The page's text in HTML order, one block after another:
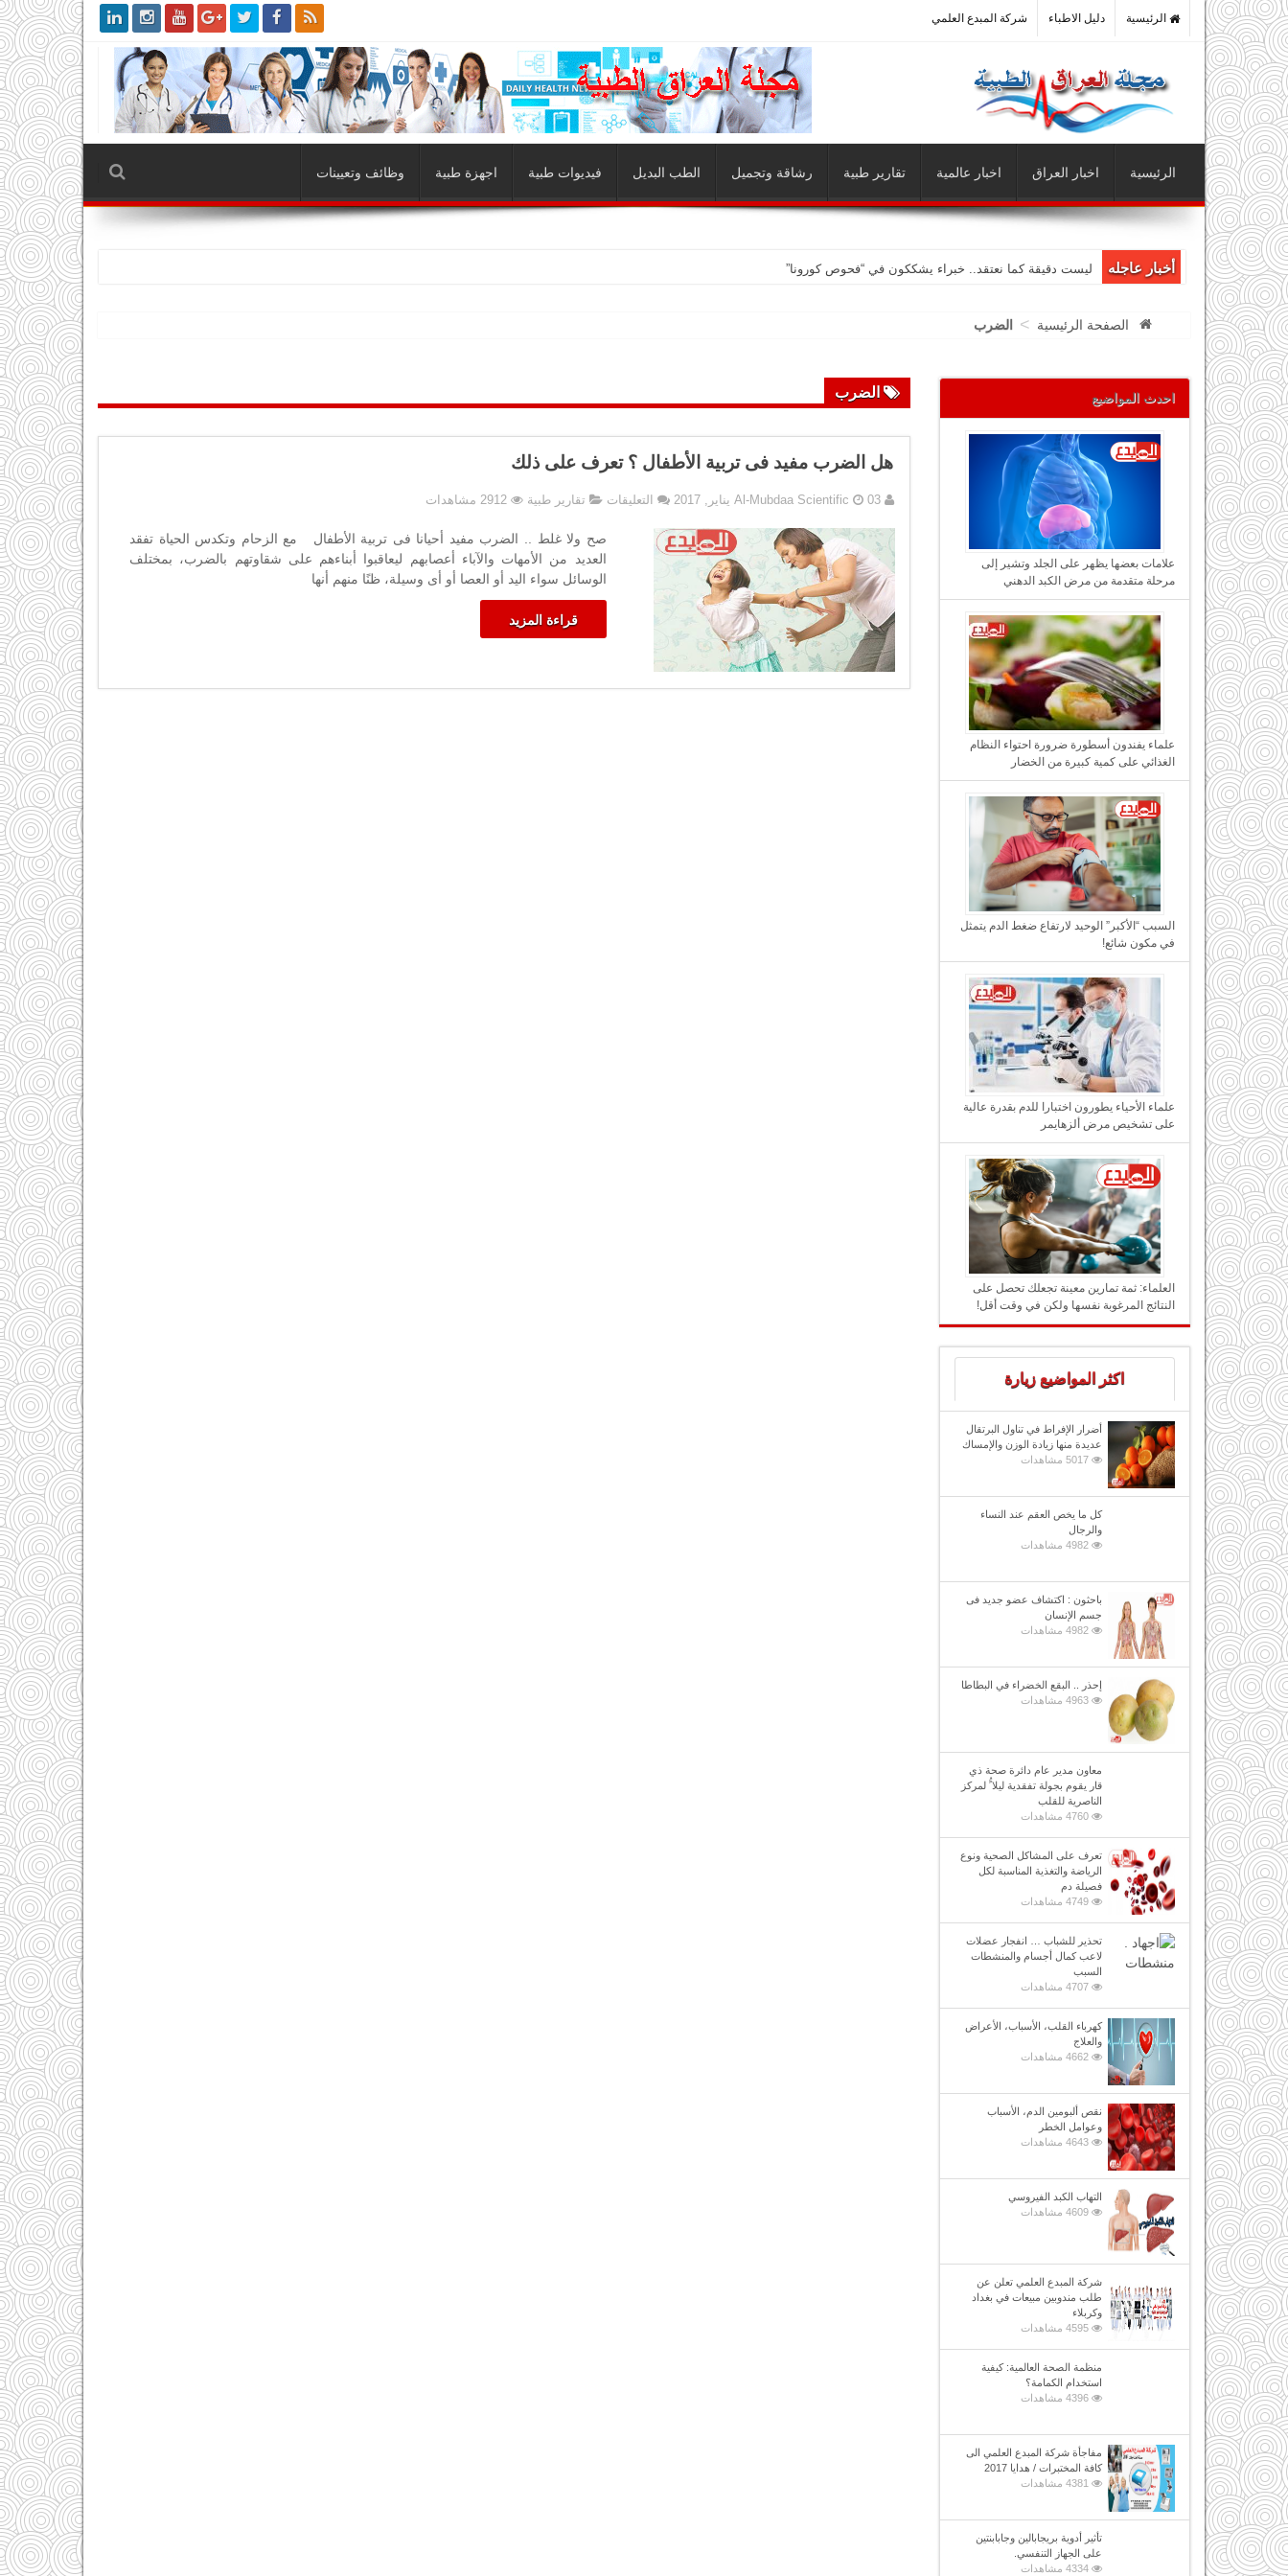
الرئيسية دليل الاطباء شركة المبدع العلمي
الرئيسية اخبار العراق اخبار عالمية تقارير طبية رشاقة وتجميل الطب البديل فيديوات طبية اجهزة طبية وظائف وتعيينات
أخبار عاجله ليست دقيقة كما نعتقد.. خبراء يشككون في “فحوص كورونا”
الصفحة الرئيسية > الضرب
الضرب
هل الضرب مفيد فى تربية الأطفال ؟ تعرف على ذلك
Al-Mubdaa Scientific 03 يناير, 2017 التعليقاتعلى
الضرب
مفيد
فى
تربية
تقارير طبية 2912 مشاهدات
صح ولا غلط .. الضرب مفيد أحيانا فى تربية الأطفال مع الزحام وتكدس الحياة تفقد
العديد من الأمهات والآباء أعصابهم ليعاقبوا أبناءهم على شقاوتهم بالضرب، بمختلف
الوسائل سواء اليد أو العصا أو أى وسيلة، ظنًا منهم أنها
قراءة المزيد
احدث المواضيع
علامات بعضها يظهر على الجلد وتشير إلى
مرحلة متقدمة من مرض الكبد الدهني
علماء يفندون أسطورة ضرورة احتواء النظام
الغذائي على كمية كبيرة من الخضار
السبب “الأكبر” الوحيد لارتفاع ضغط الدم يتمثل
في مكون شائع!
علماء الأحياء يطورون اختبارا للدم بقدرة عالية
على تشخيص مرض ألزهايمر
العلماء: ثمة تمارين معينة تجعلك تحصل على
النتائج المرغوبة نفسها ولكن في وقت أقل!
اكثر المواضيع زيارة
أضرار الإفراط في تناول البرتقال
عديدة منها زيادة الوزن والإمساك
5017 مشاهدات
كل ما يخص العقم عند النساء
والرجال
4982 مشاهدات
باحثون : اكتشاف عضو جديد فى
جسم الإنسان
4982 مشاهدات
إحذر .. البقع الخضراء في البطاطا
4963 مشاهدات
معاون مدير عام دائرة صحة ذي
قار يقوم بجولة تفقدية ليلا ًُ لمركز
الناصرية للقلب
4760 مشاهدات
تعرف على المشاكل الصحية ونوع
الرياضة والتغذية المناسبة لكل
فصيلة دم
4749 مشاهدات
تحذير للشباب … انفجار عضلات
لاعب كمال أجسام والمنشطات
السبب
4707 مشاهدات
كهرباء القلب، الأسباب، الأعراض
والعلاج
4662 مشاهدات
نقص ألبومين الدم، الأسباب
وعوامل الخطر
4643 مشاهدات
التهاب الكبد الفيروسي
4609 مشاهدات
شركة المبدع العلمي تعلن عن
طلب مندوبين مبيعات في بغداد
وكربلاء
4595 مشاهدات
منظمة الصحة العالمية: كيفية
استخدام الكمامة؟
4396 مشاهدات
مفاجأة شركة المبدع العلمي الى
كافة المختبرات / هدايا 2017
4381 مشاهدات
تأثير أدوية بريجابالين وجابابنتين
على الجهاز التنفسي.
4334 مشاهدات